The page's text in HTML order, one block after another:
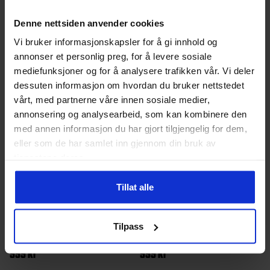
Denne nettsiden anvender cookies
Vi bruker informasjonskapsler for å gi innhold og
annonser et personlig preg, for å levere sosiale
mediefunksjoner og for å analysere trafikken vår. Vi deler
dessuten informasjon om hvordan du bruker nettstedet
vårt, med partnerne våre innen sosiale medier,
annonsering og analysearbeid, som kan kombinere den
med annen informasjon du har gjort tilgjengelig for dem,
eller som de har samlet inn gjennom din bruk av
Tillat alle
Tilpass
Dette
produktet
har
flere
varianter.
Alternativene
kan
velges
på
produktsiden
flere
kan
på
999kr
Sollia Dunjakke Herre
999kr